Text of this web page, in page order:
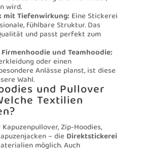
wird.
mit Tiefenwirkung: Eine Stickerei
fühlbare Struktur. Das
und passt perfekt zum
und Teamhoodie:
oder einen
Anlässe planst, ist diese
Wahl.und Pullover
Textilien
Zip-Hoodies,
– dieDirektstickerei
möglich. Auch